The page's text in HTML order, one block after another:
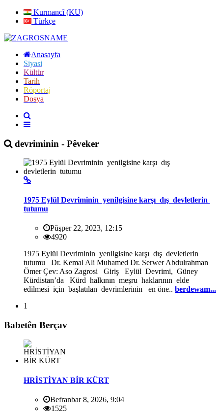
Kurmancî (KU)
Türkçe
Anasayfa
Siyasi
Kültür
Tarih
Röportaj
Dosya
devriminin - Pêveker
1975 Eylül Devriminin yenilgisine karşı dış devletlerin
tutumu
Pûşper 22, 2023, 12:15
4920
1975 Eylül Devriminin yenilgisine karşı dış devletlerin
tutumu Dr. Kemal Ali Muhamed Dr. Serwer Abdulrahman
Ömer Çev: Aso Zagrosi Giriş Eylül Devrimi, Güney
Kürdistan’da Kürd halkının meşru haklarının elde
edilmesi için başlatılan devrimlerinin en öne.. berdewam...
1
Babetên Berçav
HRİSTİYAN BİR KÜRT
Befranbar 8, 2026, 9:04
1525